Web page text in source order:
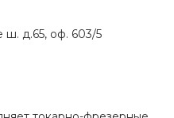
ш. д.65, оф. 603/5